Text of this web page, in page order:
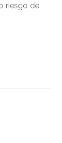
riesgo de